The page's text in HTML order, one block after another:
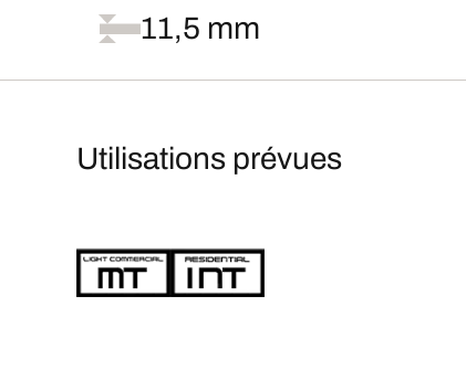
11,5 mm
Utilisations prévues